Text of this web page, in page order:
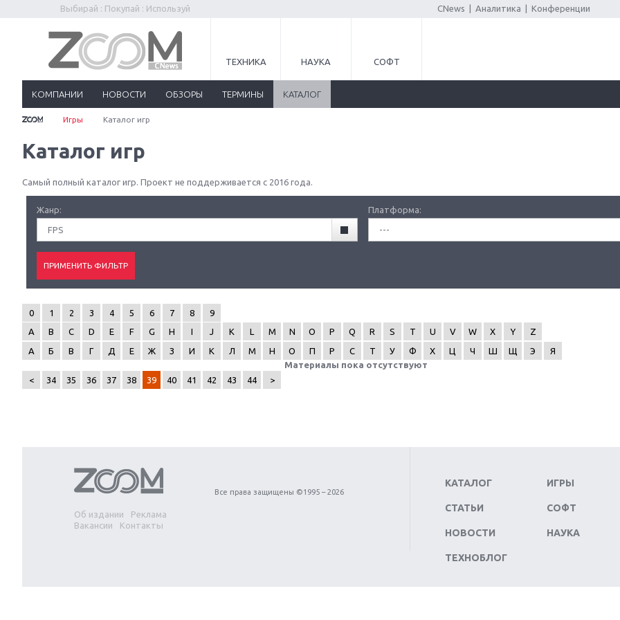
Выбирай : Покупай : Используй CNews Аналитика Конференции
ТЕХНИКА НАУКА СОФТ
КОМПАНИИ НОВОСТИ ОБЗОРЫ ТЕРМИНЫ КАТАЛОГ
Игры Каталог игр
Каталог игр
Самый полный каталог игр. Проект не поддерживается с 2016 года.
Жанр:
FPS
Платформа:
---
0 1 2 3 4 5 6 7 8
9
A
B C D E F G H I J K L M N O P Q R S T U V W X Y
Z
А
Б В Г Д Е Ж З И К Л М Н О П Р С Т У Ф Х Ц Ч Ш Щ Э
Я
Материалы пока отсутствуют
<
34 35 36 37 38 39 40 41 42 43 44 >
Next
Об издании
Реклама
Вакансии
Контакты
Все права защищены ©1995 – 2026
КАТАЛОГ
СТАТЬИ
НОВОСТИ
ТЕХНОБЛОГ
ИГРЫ
СОФТ
НАУКА